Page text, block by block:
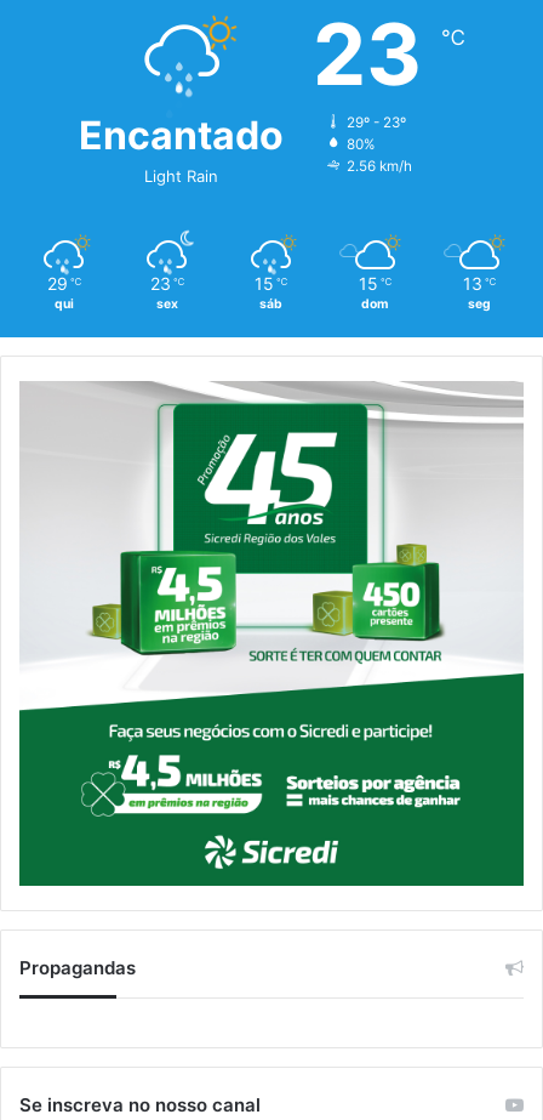
Encantado
Light Rain
23 ℃
29º - 23º
80%
2.56 km/h
29 ℃
qui
23 ℃
sex
15 ℃
sáb
15 ℃
dom
13 ℃
seg
Propagandas
Se inscreva no nosso canal